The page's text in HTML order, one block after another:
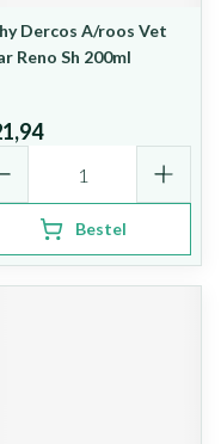
Dercos A/roos Vet
Reno Sh 200ml
Bestel